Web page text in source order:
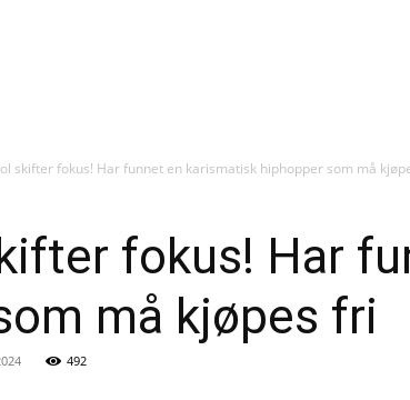
skifter fokus! Har funnet en karismatisk hiphopper som må
fokus! Har
må kjøpes fri
492